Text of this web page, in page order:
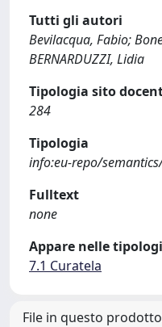
Tutti gli autori
Bevilacqua, Fabio;
BERNARDUZZI, Lidia
Tipologia sito
284
Tipologia
info:eu-repo/
Fulltext
none
Appare nelle
7.1 Curatela
File in questo